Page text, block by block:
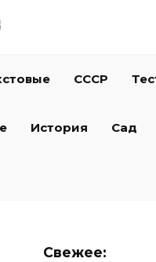
СССР
История Сад
Свежее: